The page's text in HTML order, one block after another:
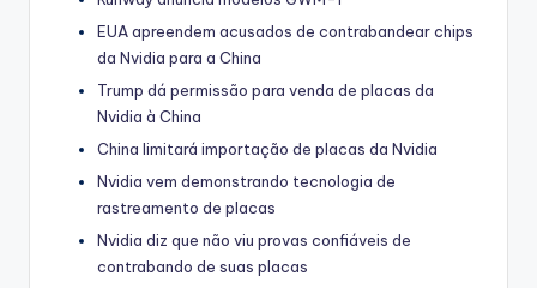
EUA apreendem acusados de contrabandear chips
da Nvidia para a China
Trump dá permissão para venda de placas da
Nvidia à China
China limitará importação de placas da Nvidia
Nvidia vem demonstrando tecnologia de
rastreamento de placas
Nvidia diz que não viu provas confiáveis de
contrabando de suas placas